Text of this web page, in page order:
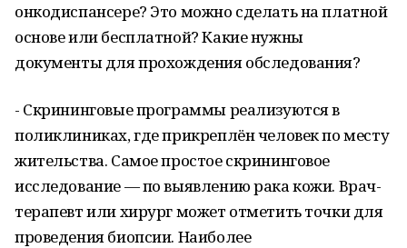
онкодиспансере? Это можно сделать на платной
основе или бесплатной? Какие нужны
документы для прохождения обследования?
- Скрининговые программы реализуются в
поликлиниках, где прикреплён человек по месту
жительства. Самое простое скрининговое
исследование — по выявлению рака кожи. Врач-
терапевт или хирург может отметить точки для
проведения биопсии. Наиболее